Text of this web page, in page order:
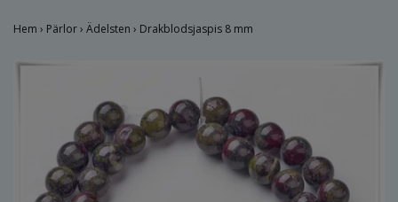
Hem › Pärlor› Ädelsten › Drakblodsjaspis 8 mm